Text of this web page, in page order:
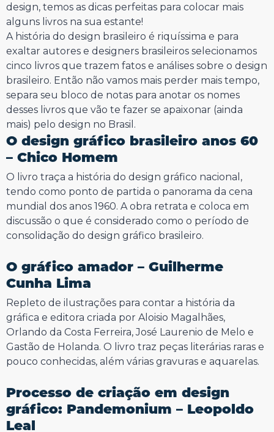
design, temos as dicas perfeitas para colocar mais
alguns livros na sua estante!
A história do design brasileiro é riquíssima e para
exaltar autores e designers brasileiros selecionamos
cinco livros que trazem fatos e análises sobre o design
brasileiro. Então não vamos mais perder mais tempo,
separa seu bloco de notas para anotar os nomes
desses livros que vão te fazer se apaixonar (ainda
mais) pelo design no Brasil.
O design gráfico brasileiro anos 60
– Chico Homem
O livro traça a história do design gráfico nacional,
tendo como ponto de partida o panorama da cena
mundial dos anos 1960. A obra retrata e coloca em
discussão o que é considerado como o período de
consolidação do design gráfico brasileiro.
O gráfico amador – Guilherme
Cunha Lima
Repleto de ilustrações para contar a história da
gráfica e editora criada por Aloisio Magalhães,
Orlando da Costa Ferreira, José Laurenio de Melo e
Gastão de Holanda. O livro traz peças literárias raras e
pouco conhecidas, além várias gravuras e aquarelas.
Processo de criação em design
gráfico: Pandemonium – Leopoldo
Leal